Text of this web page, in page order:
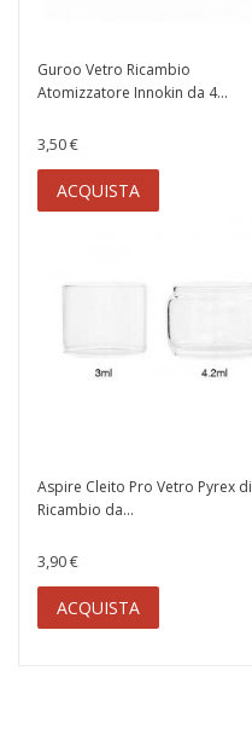
Guroo Vetro Ricambio
Atomizzatore Innokin da 4...
3,50 €
ACQUISTA
Aspire Cleito Pro Vetro Pyrex di
Ricambio da...
3,90 €
ACQUISTA